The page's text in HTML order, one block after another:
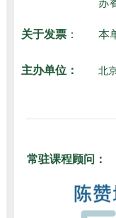
苏
关于发票 ： 本
主办单位： 北
常驻课程顾问：